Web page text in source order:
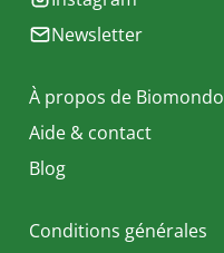
Newsletter
À propos de Biomondo
Aide & contact
Blog
Conditions générales